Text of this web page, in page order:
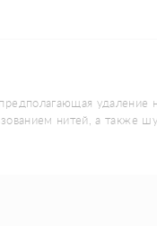
удаление
нитей, а также